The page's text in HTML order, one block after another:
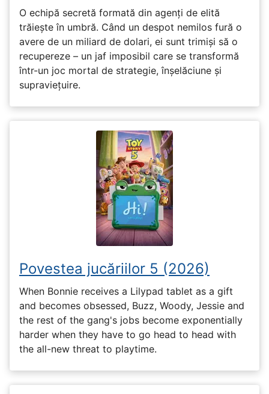
O echipă secretă formată din agenți de elită
trăiește în umbră. Când un despot nemilos fură o
avere de un miliard de dolari, ei sunt trimiși să o
recupereze – un jaf imposibil care se transformă
într-un joc mortal de strategie, înșelăciune și
supraviețuire.
Povestea jucăriilor 5 (2026)
When Bonnie receives a Lilypad tablet as a gift
and becomes obsessed, Buzz, Woody, Jessie and
the rest of the gang's jobs become exponentially
harder when they have to go head to head with
the all-new threat to playtime.